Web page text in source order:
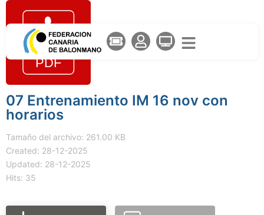
07 Entrenamiento IM 16 nov con
horarios
Tamaño del archivo: 261.00 KB
Created: 28-12-2025
Updated: 28-12-2025
Hits: 35